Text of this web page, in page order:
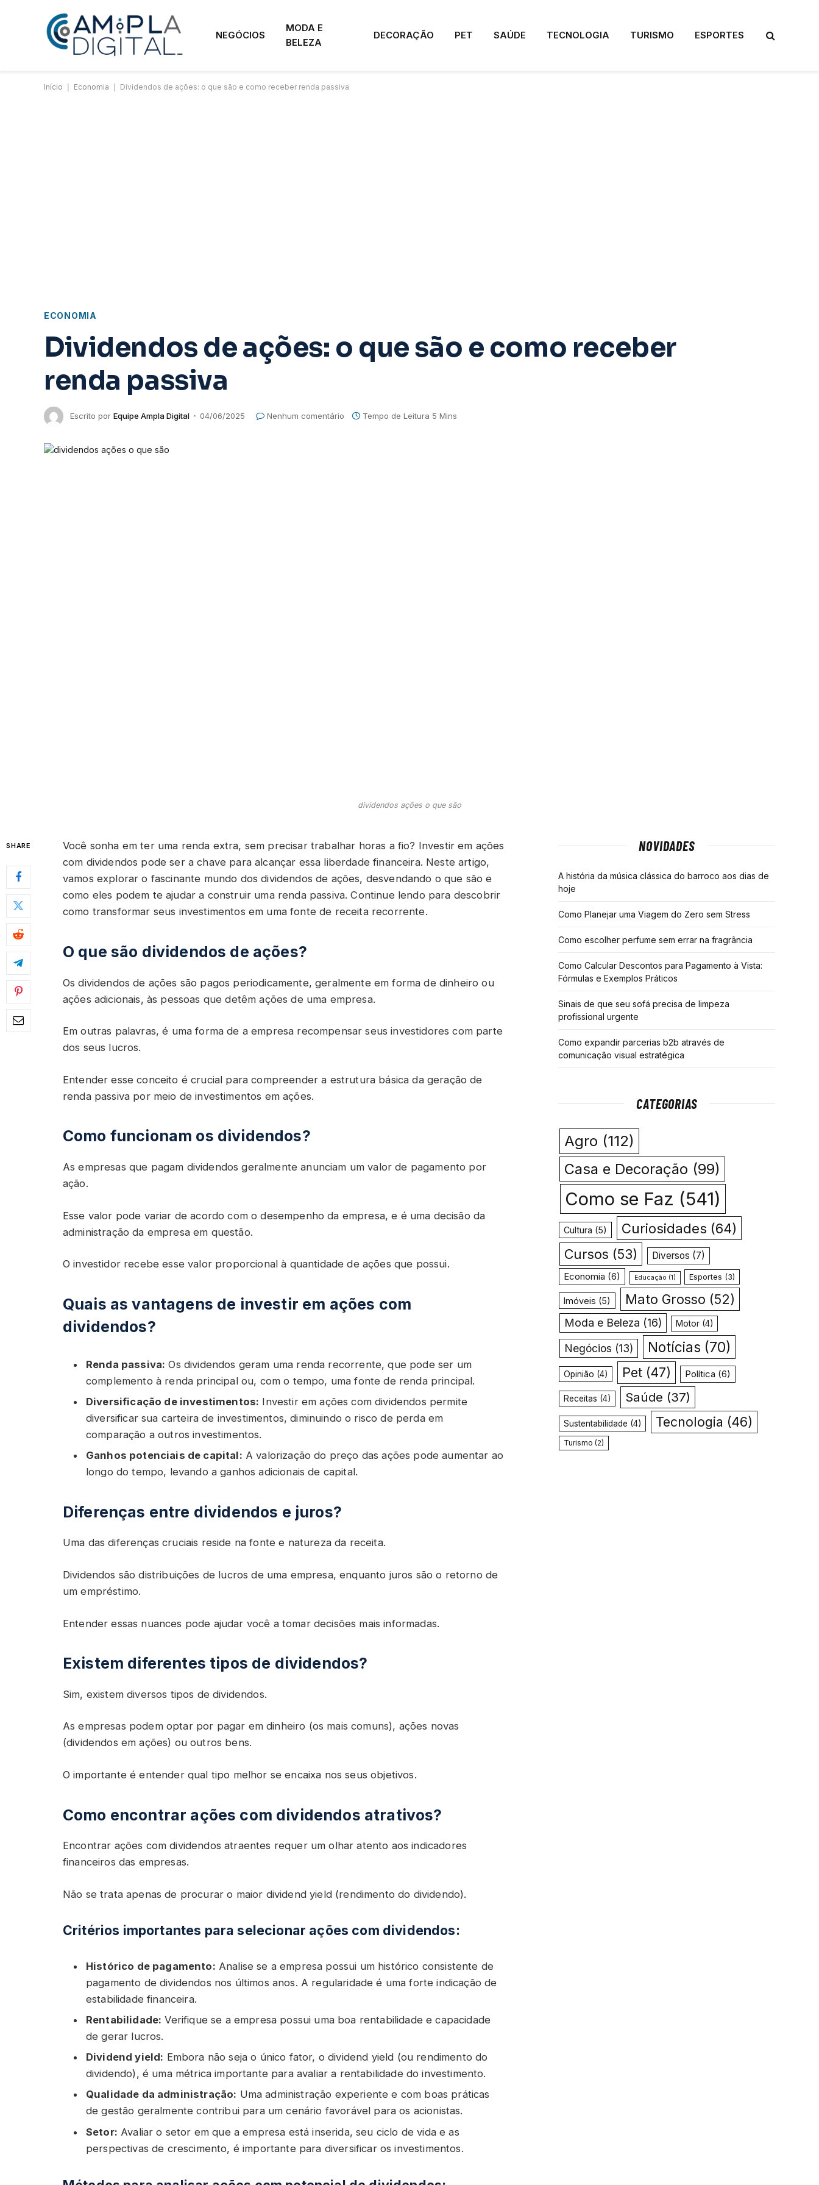
NEGÓCIOS
MODA E
BELEZA
DECORAÇÃO PET SAÚDE TECNOLOGIA TURISMO ESPORTES
Início Economia Dividendos de ações: o que são e como receber renda passiva
ECONOMIA
Dividendos de ações: o que são e como receber
renda passiva
Escrito por Equipe Ampla Digital 04/06/2025 Nenhum comentário Tempo de Leitura 5 Mins
dividendos ações o que são
SHARE
Você sonha em ter uma renda extra, sem precisar trabalhar horas a fio? Investir em ações
com dividendos pode ser a chave para alcançar essa liberdade financeira. Neste artigo,
vamos explorar o fascinante mundo dos dividendos de ações, desvendando o que são e
como eles podem te ajudar a construir uma renda passiva. Continue lendo para descobrir
como transformar seus investimentos em uma fonte de receita recorrente.
O que são dividendos de ações?
Os dividendos de ações são pagos periodicamente, geralmente em forma de dinheiro ou
ações adicionais, às pessoas que detêm ações de uma empresa.
Em outras palavras, é uma forma de a empresa recompensar seus investidores com parte
dos seus lucros.
Entender esse conceito é crucial para compreender a estrutura básica da geração de
renda passiva por meio de investimentos em ações.
Como funcionam os dividendos?
As empresas que pagam dividendos geralmente anunciam um valor de pagamento por
ação.
Esse valor pode variar de acordo com o desempenho da empresa, e é uma decisão da
administração da empresa em questão.
O investidor recebe esse valor proporcional à quantidade de ações que possui.
Quais as vantagens de investir em ações com
dividendos?
Renda passiva: Os dividendos geram uma renda recorrente, que pode ser um
complemento à renda principal ou, com o tempo, uma fonte de renda principal.
Diversificação de investimentos: Investir em ações com dividendos permite
diversificar sua carteira de investimentos, diminuindo o risco de perda em
comparação a outros investimentos.
Ganhos potenciais de capital: A valorização do preço das ações pode aumentar ao
longo do tempo, levando a ganhos adicionais de capital.
Diferenças entre dividendos e juros?
Uma das diferenças cruciais reside na fonte e natureza da receita.
Dividendos são distribuições de lucros de uma empresa, enquanto juros são o retorno de
um empréstimo.
Entender essas nuances pode ajudar você a tomar decisões mais informadas.
Existem diferentes tipos de dividendos?
Sim, existem diversos tipos de dividendos.
As empresas podem optar por pagar em dinheiro (os mais comuns), ações novas
(dividendos em ações) ou outros bens.
O importante é entender qual tipo melhor se encaixa nos seus objetivos.
Como encontrar ações com dividendos atrativos?
Encontrar ações com dividendos atraentes requer um olhar atento aos indicadores
financeiros das empresas.
Não se trata apenas de procurar o maior dividend yield (rendimento do dividendo).
Critérios importantes para selecionar ações com dividendos:
Histórico de pagamento: Analise se a empresa possui um histórico consistente de
pagamento de dividendos nos últimos anos. A regularidade é uma forte indicação de
estabilidade financeira.
Rentabilidade: Verifique se a empresa possui uma boa rentabilidade e capacidade
de gerar lucros.
Dividend yield: Embora não seja o único fator, o dividend yield (ou rendimento do
dividendo), é uma métrica importante para avaliar a rentabilidade do investimento.
Qualidade da administração: Uma administração experiente e com boas práticas
de gestão geralmente contribui para um cenário favorável para os acionistas.
Setor: Avaliar o setor em que a empresa está inserida, seu ciclo de vida e as
perspectivas de crescimento, é importante para diversificar os investimentos.
NOVIDADES
A história da música clássica do barroco aos dias de
hoje
Como Planejar uma Viagem do Zero sem Stress
Como escolher perfume sem errar na fragrância
Como Calcular Descontos para Pagamento à Vista:
Fórmulas e Exemplos Práticos
Sinais de que seu sofá precisa de limpeza
profissional urgente
Como expandir parcerias b2b através de
comunicação visual estratégica
CATEGORIAS
Agro (112)
Casa e Decoração (99)
Como se Faz (541)
Cultura (5) Curiosidades (64)
Cursos (53) Diversos (7)
Economia (6) Educação (1) Esportes (3)
Imóveis (5) Mato Grosso (52)
Moda e Beleza (16) Motor(4)
Negócios (13) Notícias (70)
Opinião (4) Pet(47) Política (6)
Receitas (4) Saúde (37)
Sustentabilidade (4) Tecnologia (46)
Turismo (2)